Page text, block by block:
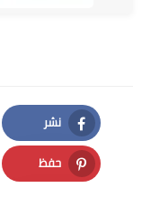
نشر
Facebook
حفظ
Pinterest